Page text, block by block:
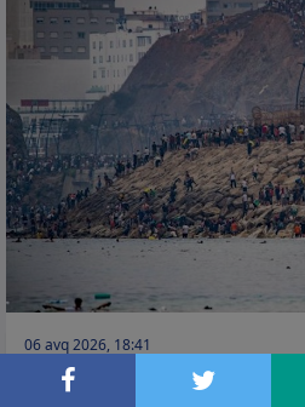
06 avq 2026, 18:41
Seutadakı miqrant